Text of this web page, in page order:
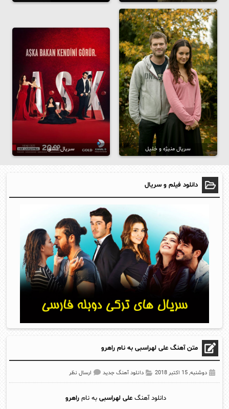
سریال منیژه و خلیل سریال عشق
دانلود فیلم و سریال
متن آهنگ علی لهراسبی به نام راهرو
دوشنبه, 15 اکتبر 2018 دانلود آهنگ جدید ارسال نظر
دانلود آهنگعلی لهراسبی به نامراهرو